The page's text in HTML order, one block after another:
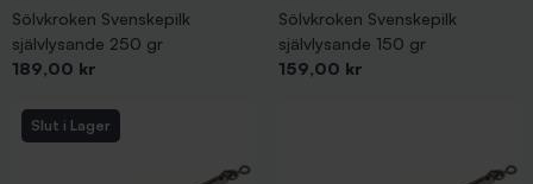
Sölvkroken Svenskepilk
självlysande 250 gr
Pris
189,00 kr
Sölvkroken Svenskepilk
självlysande 150 gr
Pris
159,00 kr
Slut i Lager